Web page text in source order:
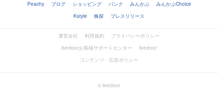
Peachy ブログ ショッピング バンク みんかぶ
みんかぶChoice
Kstyle
株探 プレスリリース
運営会社 利用規約
プライバシーポリシー
livedoorお客様サポートセンター
livedoor
コンテンツ・広告ポリシー
© livedoor